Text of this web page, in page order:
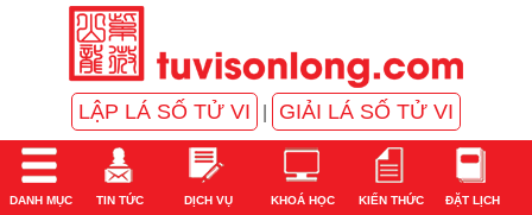
LẬP LÁ SỐ TỬ VI GIẢI LÁ SỐ TỬ VI
DANH MỤC TIN TỨC DỊCH VỤ KHOÁ HỌC KIẾN THỨC ĐẶT LỊCH